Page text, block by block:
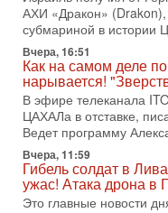
31-07-2026, 15:18
Иран готовит
хочет эскалации, но
В эфире телеканала
по вопросам
Международного
31-07-2026, 09:02
Битва за
31/07/2026
Сегодня президент
достижении
разоружении ХАМАСа и
АХИ «Дракон» (Drakon),
субмариной в истории
Вчера, 16:51
Как на самом деле
нарывается!
В эфире телеканала
ЦАХАЛа в отставке,
Ведет программу
Вчера, 11:59
Гибель солдат в
ужас! Атака дрона в
Это главные новости